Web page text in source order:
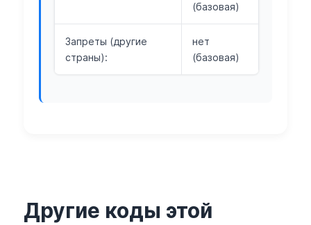
(базовая)
Запреты (другие
страны):
нет
(базовая)
Другие коды этой